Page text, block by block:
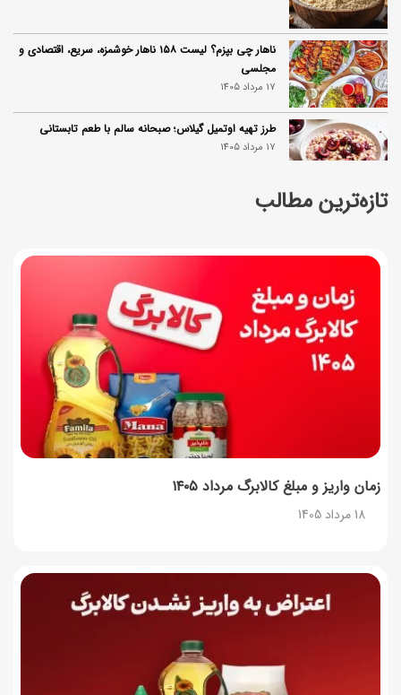
تازه‌ترین مطالب
زمان واریز و مبلغ کالابرگ مرداد ۱۴۰۵
18 مرداد 1405
ناهار چی بپزم؟ لیست ۱۵۸ ناهار خوشمزه، سریع، اقتصادی و
مجلسی
17 مرداد 1405
طرز تهیه اوتمیل گیلاس؛ صبحانه سالم با طعم تابستانی
17 مرداد 1405
طرز تهیه محلبی انجیر؛ دسر خوشمزه با طعم انجیر تازه
طرز تهیه سوفله لیمو؛ دسر فرانسوی پف‌دار و خوش‌عطر
فرانسوی
17 مرداد 1405
چرا موجودی کالابرگ کم شده؟ (راهنمای پیگیری + رفع
ساخت فیلم سینمایی «Game of Thrones» رسماً تأیید شد
17 مرداد 1405
لیست شهرهای فعال اُکالا
17 مرداد 1405
روش‌های استعلام کالابرگ (فعال بودن و موجودی)